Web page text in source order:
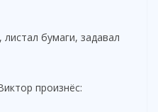
бумаги, задавал
произнёс: